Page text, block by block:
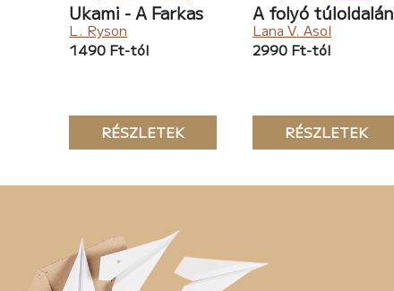
Ukami - A Farkas
L. Ryson
1490 Ft-tól
RÉSZLETEK
A folyó túloldalán
Lana V. Asol
2990 Ft-tól
RÉSZLETEK